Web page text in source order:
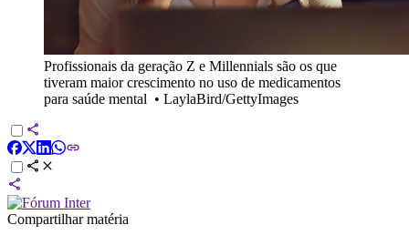
Profissionais da geração Z e Millennials são os que
tiveram maior crescimento no uso de medicamentos
para saúde mental • LaylaBird/GettyImages
Compartilhar matéria